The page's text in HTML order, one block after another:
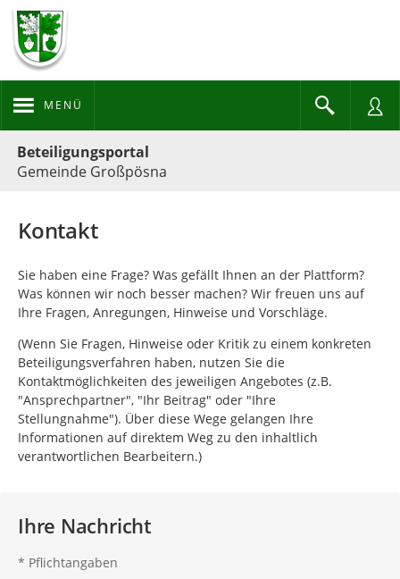
MENÜ
Beteiligungsportal
Gemeinde Großpösna
Kontakt
Sie haben eine Frage? Was gefällt Ihnen an der Plattform?
Was können wir noch besser machen? Wir freuen uns auf
Ihre Fragen, Anregungen, Hinweise und Vorschläge.
(Wenn Sie Fragen, Hinweise oder Kritik zu einem konkreten
Beteiligungsverfahren haben, nutzen Sie die
Kontaktmöglichkeiten des jeweiligen Angebotes (z.B.
"Ansprechpartner", "Ihr Beitrag" oder "Ihre
Stellungnahme"). Über diese Wege gelangen Ihre
Informationen auf direktem Weg zu den inhaltlich
verantwortlichen Bearbeitern.)
Ihre Nachricht
* Pflichtangaben